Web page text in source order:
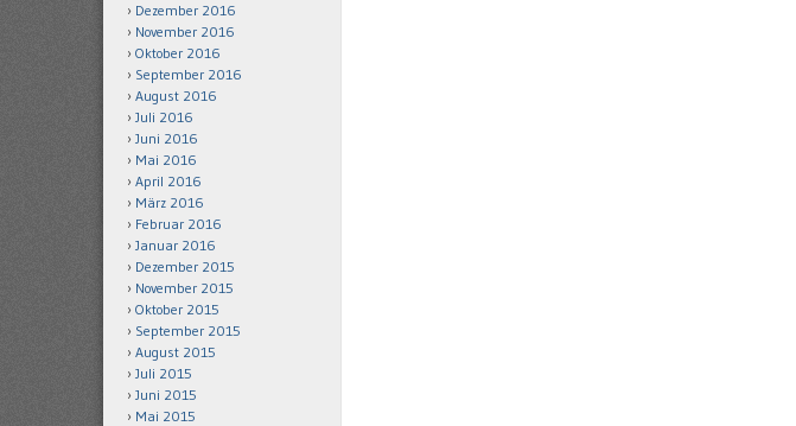
Dezember 2016
November 2016
Oktober 2016
September 2016
August 2016
Juli 2016
Juni 2016
Mai 2016
April 2016
März 2016
Februar 2016
Januar 2016
Dezember 2015
November 2015
Oktober 2015
September 2015
August 2015
Juli 2015
Juni 2015
Mai 2015